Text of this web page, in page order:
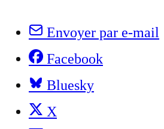
Envoyer par e-mail
Facebook
Bluesky
X